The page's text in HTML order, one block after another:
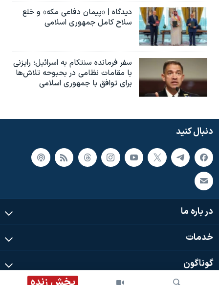
دیدگاه | «پیمان دفاعی مکه» و خلع
سلاح کامل جمهوری اسلامی
سفر فرمانده سنتکام به اسرائیل؛ رایزنی
با مقامات نظامی در بحبوحه تلاش‌ها
برای توافق با جمهوری اسلامی
دنبال کنید
در باره ما
خدمات
گوناگون